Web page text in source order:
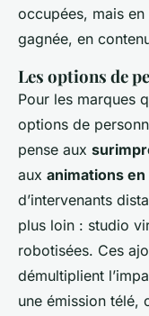
occupées, mais
gagnée, en
Les options de
Pour les marques
options de
pense aux
aux animations
d’intervenants
plus loin : studio
robotisées. Ces
démultiplient
une émission télé,